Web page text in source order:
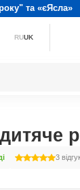
та «єЯсла»
RUUK
3